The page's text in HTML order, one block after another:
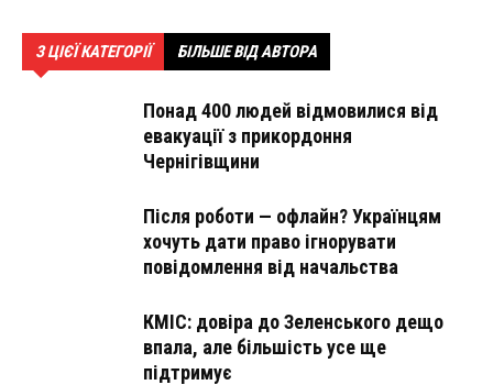
З ЦІЄЇ КАТЕГОРІЇ БІЛЬШЕ ВІД АВТОРА
Понад 400 людей відмовилися від
евакуації з прикордоння
Чернігівщини
Після роботи — офлайн? Українцям
хочуть дати право ігнорувати
повідомлення від начальства
КМІС: довіра до Зеленського дещо
впала, але більшість усе ще
підтримує